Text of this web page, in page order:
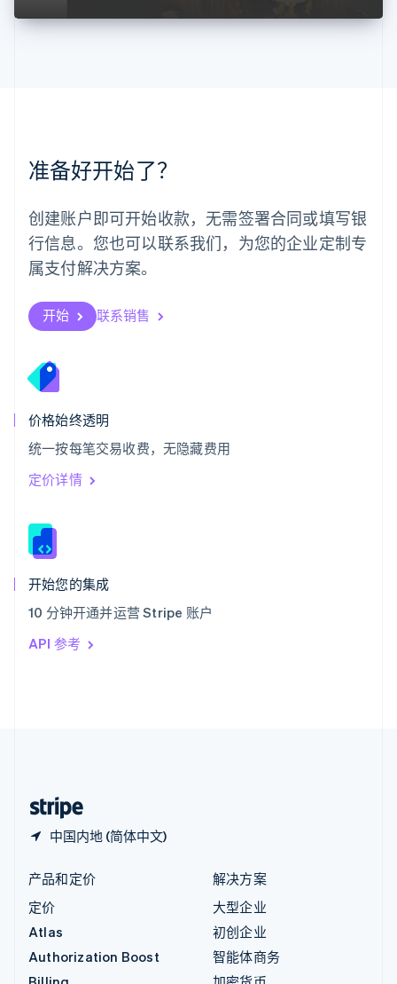
准备好开始了？
创建账户即可开始收款，无需签署合同或填写银
行信息。您也可以联系我们，为您的企业定制专
属支付解决方案。
开始 联系销售
价格始终透明
统一按每笔交易收费，无隐藏费用
定价详情
开始您的集成
10 分钟开通并运营 Stripe 账户
API 参考
中国内地 (简体中文)
美国
日本
日本語English
SvenskaEnglish
瑞士
DeutschFrançais ItalianoEnglish
塞浦路斯
斯洛伐克
English
English
泰国
ไทย
希腊
English
西班牙
Español
新加坡
新西兰
匈牙利
English
ItalianoEnglish
印度
English
产品和定价
定价
Atlas
Authorization Boost
解决方案
大型企业
初创企业
智能体商务